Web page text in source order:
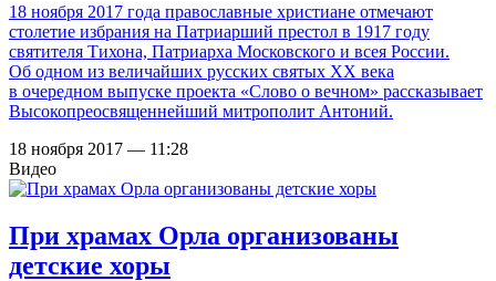
18 ноября 2017 года православные христиане отмечают
столетие избрания на Патриарший престол в 1917 году
святителя Тихона, Патриарха Московского и всея России.
Об одном из величайших русских святых ХХ века
в очередном выпуске проекта «Слово о вечном» рассказывает
Высокопреосвященнейший митрополит Антоний.
18 ноября 2017 — 11:28
Видео
При храмах Орла организованы
детские хоры